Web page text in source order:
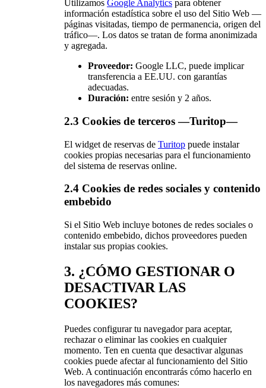
Utilizamos Google Analytics para obtener
información estadística sobre el uso del Sitio Web —
páginas visitadas, tiempo de permanencia, origen del
tráfico—. Los datos se tratan de forma anonimizada
y agregada.
Proveedor: Google LLC, puede implicar
transferencia a EE.UU. con garantías
adecuadas.
Duración: entre sesión y 2 años.
2.3 Cookies de terceros —Turitop—
El widget de reservas de Turitop puede instalar
cookies propias necesarias para el funcionamiento
del sistema de reservas online.
2.4 Cookies de redes sociales y contenido
embebido
Si el Sitio Web incluye botones de redes sociales o
contenido embebido, dichos proveedores pueden
instalar sus propias cookies.
3. ¿CÓMO GESTIONAR O
DESACTIVAR LAS
COOKIES?
Puedes configurar tu navegador para aceptar,
rechazar o eliminar las cookies en cualquier
momento. Ten en cuenta que desactivar algunas
cookies puede afectar al funcionamiento del Sitio
Web. A continuación encontrarás cómo hacerlo en
los navegadores más comunes: